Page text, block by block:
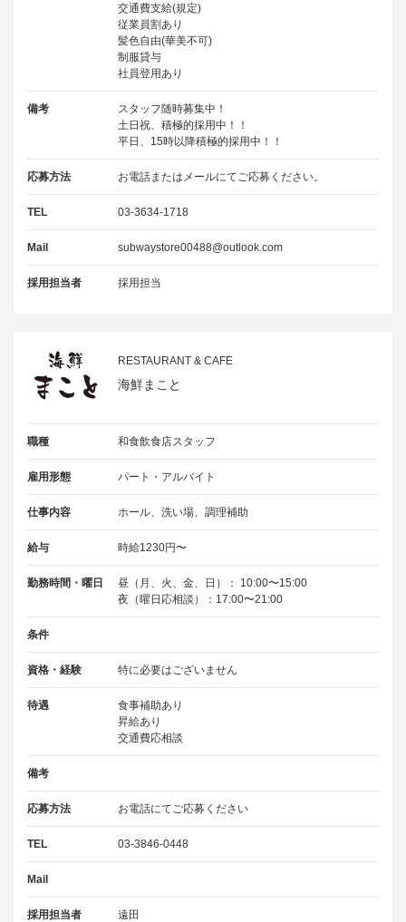
交通費支給(規定)
従業員割あり
髪色自由(華美不可)
制服貸与
社員登用あり
備考
スタッフ随時募集中！
土日祝、積極的採用中！！
平日、15時以降積極的採用中！！
応募方法 お電話またはメールにてご応募ください。
TEL 03-3634-1718
Mail subwaystore00488@outlook.com
採用担当者 採用担当
RESTAURANT & CAFE
海鮮まこと
職種 和食飲食店スタッフ
雇用形態 パート・アルバイト
仕事内容 ホール、洗い場、調理補助
給与 時給1230円〜
勤務時間・曜日
昼（月、火、金、日）： 10:00〜15:00
夜（曜日応相談）：17:00〜21:00
条件
資格・経験 特に必要はございません
待遇
食事補助あり
昇給あり
交通費応相談
備考
応募方法 お電話にてご応募ください
TEL 03-3846-0448
Mail
採用担当者 遠田